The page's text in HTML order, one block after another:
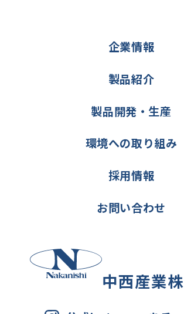
中西産業
企業情報
製品紹介
製品開発・生産
環境への取り組み
採用情報
お問い合わせ